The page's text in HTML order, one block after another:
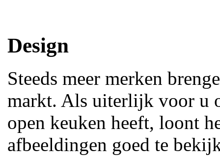
Design
Steeds meer merken
markt. Als uiterlijk voor u
open keuken heeft, loont
afbeeldingen goed te